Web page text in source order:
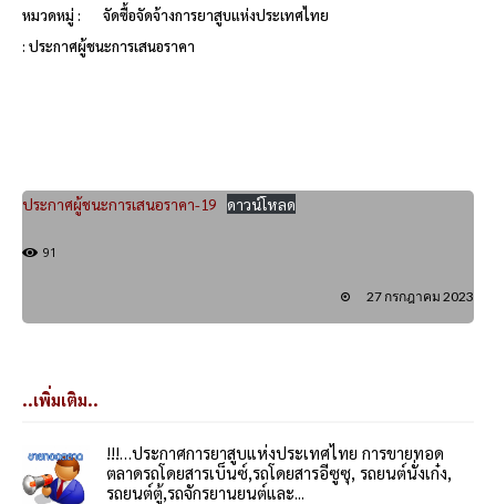
หมวดหมู่ :
จัดซื้อจัดจ้างการยาสูบแห่งประเทศไทย
: ประกาศผู้ชนะการเสนอราคา
ประกาศผู้ชนะการเสนอราคา-19 ดาวน์โหลด
91
27 กรกฎาคม 2023
..เพิ่มเติม..
!!!…ประกาศการยาสูบแห่งประเทศไทย การขายทอด
ตลาดรถโดยสารเบ็นซ์,รถโดยสารอีซูซุ, รถยนต์นั่งเก๋ง,
รถยนต์ตู้,รถจักรยานยนต์และ...